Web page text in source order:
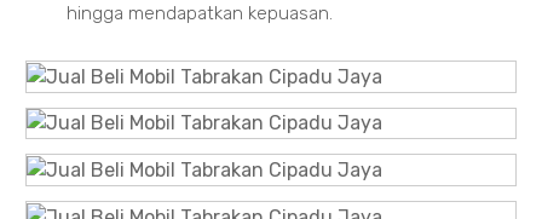
hingga mendapatkan kepuasan.